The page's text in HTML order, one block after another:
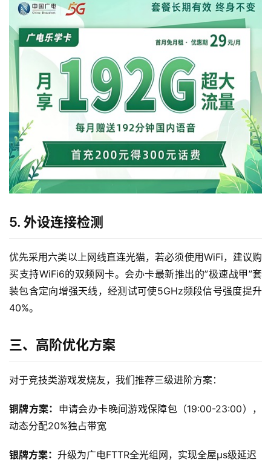
首
页
流
量
卡
宽
带
随
i
F
i
讯
更
多
页
面
5. 外设连接检测
优先采用六类以上网线直连光猫，若必须使用WiFi，建议购
买支持WiFi6的双频网卡。会办卡最新推出的”极速战甲”套
装包含定向增强天线，经测试可使5GHz频段信号强度提升
40%。
三、高阶优化方案
对于竞技类游戏发烧友，我们推荐三级进阶方案：
铜牌方案： 申请会办卡晚间游戏保障包（19:00-23:00），
动态分配20%独占带宽
银牌方案： 升级为广电FTTR全光组网，实现全屋μs级延迟